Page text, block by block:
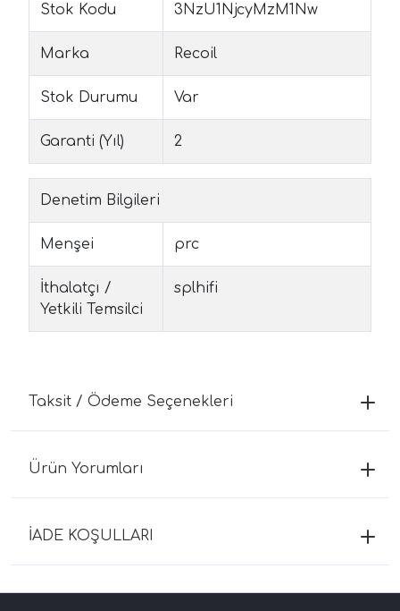
Stok Kodu 3NzU1NjcyMzM1Nw
Marka Recoil
Stok Durumu Var
Garanti (Yıl) 2
Denetim Bilgileri
Menşei prc
İthalatçı /
Yetkili Temsilci
splhifi
Taksit / Ödeme Seçenekleri
Ürün Yorumları
İADE KOŞULLARI